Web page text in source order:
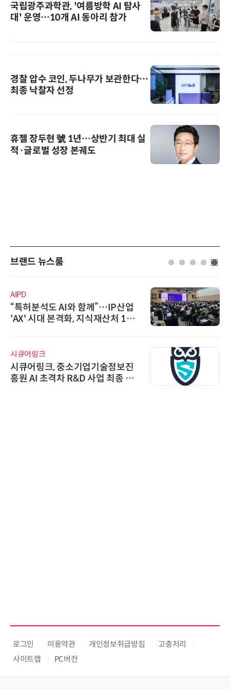
국립광주과학관, '여름방학 AI 탐사
대' 운영…10개 AI 동아리 참가
경찰 압수 코인, 두나무가 보관한다…
최종 낙찰자 선정
휴젤 장두현 號 1년…상반기 최대 실
적·글로벌 성장 본궤도
브랜드 뉴스룸
AIPD
“특허분석도 AI와 함께”…IP산업
'AX' 시대 본격화, 지식재산처 1호
시큐어링크
시큐어링크, 중소기업기술정보진
흥원 AI 초격차 R&D 사업 최종 선
로그인 이용약관 개인정보취급방침
고충처리
사이트맵
PC버전